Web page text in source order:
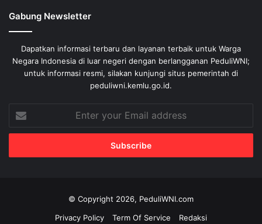
Gabung Newsletter
Dapatkan informasi terbaru dan layanan terbaik untuk Warga
Negara Indonesia di luar negeri dengan berlangganan PeduliWNI;
untuk informasi resmi, silakan kunjungi situs pemerintah di
peduliwni.kemlu.go.id.
Enter
your
Email
© Copyright 2026, PeduliWNI.com
Privacy Policy
Term Of Service Redaksi